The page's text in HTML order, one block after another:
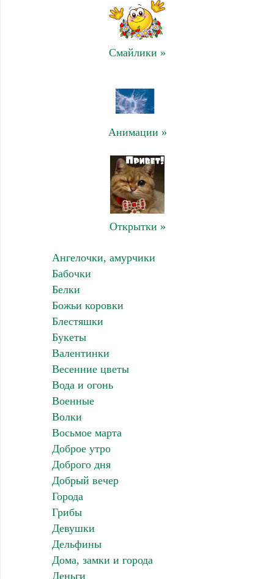
Смайлики »
Анимации »
Открытки »
Ангелочки, амурчики
Бабочки
Белки
Божьи коровки
Блестяшки
Букеты
Валентинки
Весенние цветы
Вода и огонь
Военные
Волки
Восьмое марта
Доброе утро
Доброго дня
Добрый вечер
Города
Грибы
Девушки
Дельфины
Дома, замки и города
Деньги